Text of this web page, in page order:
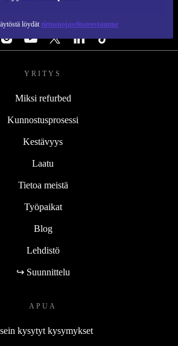
löydät tietosuojaselosteestamme
YRITYS
Miksi refurbed
Kunnostusprosessi
Kestävyys
Laatu
Tietoa meistä
Työpaikat
Blog
Lehdistö
↪ Suunnittelu
APUA
kysytyt kysymykset